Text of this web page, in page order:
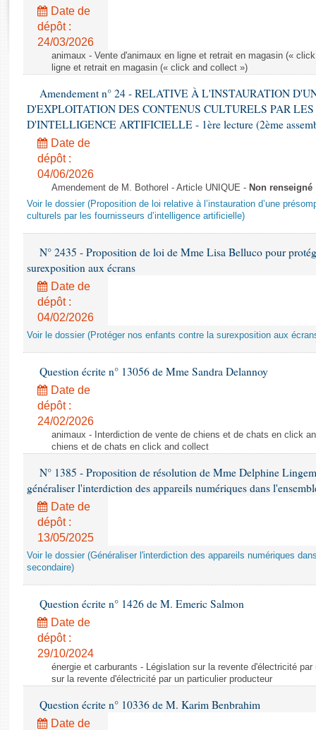
Rapports législatifs
Rapports sur l'application des lois
Baromètre de l’application des lois
Dossiers législatifs
Budget et sécurité sociale
Questions écrites et orales
Comptes rendus des débats
Date de
dépôt :
24/03/2026
animaux - Vente d'animaux en ligne et retrait en magasin («
ligne et retrait en magasin (« click and collect »)
Amendement n° 24 - RELATIVE À L'INSTAURATION
D'EXPLOITATION DES CONTENUS CULTURELS PAR LES
D'INTELLIGENCE ARTIFICIELLE - 1ère lecture (2ème
Date de
dépôt :
04/06/2026
Amendement de M. Bothorel - Article UNIQUE - Non renseigné
Voir le dossier (Proposition de loi relative à l’instauration d’une
culturels par les fournisseurs d’intelligence artificielle)
N° 2435 - Proposition de loi de Mme Lisa Belluco pour
surexposition aux écrans
Date de
dépôt :
04/02/2026
Voir le dossier (Protéger nos enfants contre la surexposition aux
Question écrite n° 13056 de Mme Sandra Delannoy
Date de
dépôt :
24/02/2026
animaux - Interdiction de vente de chiens et de chats en click
chiens et de chats en click and collect
N° 1385 - Proposition de résolution de Mme Delphine
généraliser l'interdiction des appareils numériques dans
Date de
dépôt :
13/05/2025
Voir le dossier (Généraliser l'interdiction des appareils numériques
secondaire)
Question écrite n° 1426 de M. Emeric Salmon
Date de
dépôt :
29/10/2024
énergie et carburants - Législation sur la revente d'électricité
sur la revente d'électricité par un particulier producteur
Question écrite n° 10336 de M. Karim Benbrahim
Date de